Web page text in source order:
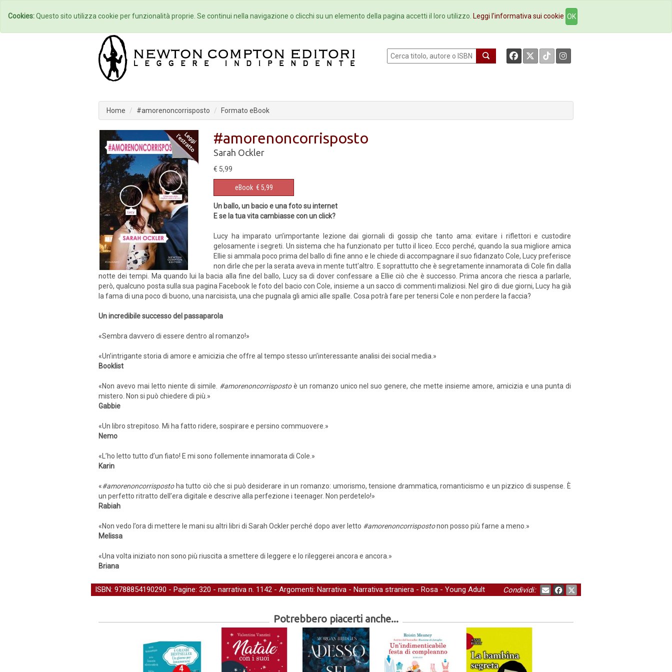
Home Autori Eventi Collane Newsletter Ebookstore Contatti
Home #amorenoncorrisposto Formato eBook
#amorenoncorrisposto
Sarah Ockler
€ 5,99
eBook € 5,99
Un ballo, un bacio e una foto su internet
E se la tua vita cambiasse con un click?
Lucy ha imparato un’importante lezione dai giornali di gossip che tanto ama: evitare i riflettori e custodire
gelosamente i segreti. Un sistema che ha funzionato per tutto il liceo. Ecco perché, quando la sua migliore amica
Ellie si ammala poco prima del ballo di fine anno e le chiede di accompagnare il suo fidanzato Cole, Lucy preferisce
non dirle che per la serata aveva in mente tutt'altro. E soprattutto che è segretamente innamorata di Cole fin dalla
notte dei tempi. Ma quando lui la bacia alla fine del ballo, Lucy sa di dover confessare a Ellie ciò che è successo. Prima ancora che riesca a parlarle,
però, qualcuno posta sulla sua pagina Facebook le foto del bacio con Cole, insieme a un sacco di commenti maliziosi. Nel giro di due giorni, Lucy ha già
la fama di una poco di buono, una narcisista, una che pugnala gli amici alle spalle. Cosa potrà fare per tenersi Cole e non perdere la faccia?
Un incredibile successo del passaparola
«Sembra davvero di essere dentro al romanzo!»
«Un’intrigante storia di amore e amicizia che offre al tempo stesso un’interessante analisi dei social media.»
Booklist
«Non avevo mai letto niente di simile. #amorenoncorrispostoè un romanzo unico nel suo genere, che mette insieme amore, amicizia e una punta di
mistero. Non si può chiedere di più.»
Gabbie
«Un libro strepitoso. Mi ha fatto ridere, sospirare e persino commuovere.»
Nemo
«L’ho letto tutto d’un fiato! E mi sono follemente innamorata di Cole.»
Karin
«#amorenoncorrispostoha tutto ciò che si può desiderare in un romanzo: umorismo, tensione drammatica, romanticismo e un pizzico di suspense. È
un perfetto ritratto dell’era digitale e descrive alla perfezione i teenager. Non perdetelo!»
Rabiah
«Non vedo l’ora di mettere le mani su altri libri di Sarah Ockler perché dopo aver letto #amorenoncorrispostonon posso più farne a meno.»
Melissa
«Una volta iniziato non sono più riuscita a smettere di leggere e lo rileggerei ancora e ancora.»
Briana
ISBN: 9788854190290 - Pagine: 320 - narrativa n. 1142 - Argomenti: Narrativa - Narrativa straniera - Rosa - Young Adult Condividi:
Potrebbero piacerti anche...
Cookies:Questo sito utilizza cookie per funzionalità proprie. Se continui nella navigazione o clicchi su un elemento della pagina accetti il loro utilizzo. Leggi l'informativa sui cookie OK